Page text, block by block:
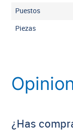
Puestos
Piezas
¿Has